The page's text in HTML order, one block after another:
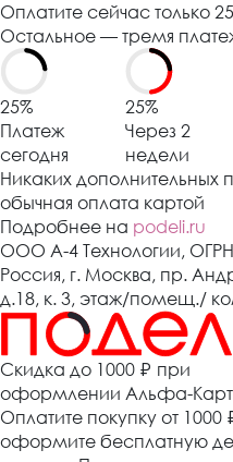
Оплатите сейчас только
Остальное — тремя
25%
Платеж
сегодня
25%
Через 2
недели
Никаких дополнительных
обычная оплата картой
Подробнее на podeli.ru
ООО А-4 Технологии, ОГРН
Россия, г. Москва, пр.
д.18, к. 3, этаж/помещ./
Cкидка до 1000 ₽ при
оформлении Альфа-
Оплатите покупку от 1000
оформите бесплатную